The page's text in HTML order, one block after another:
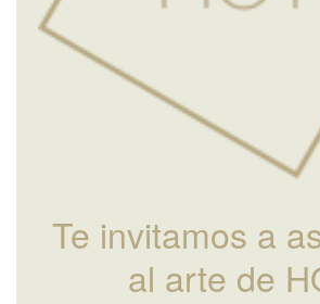
Te invitamos a
al arte de